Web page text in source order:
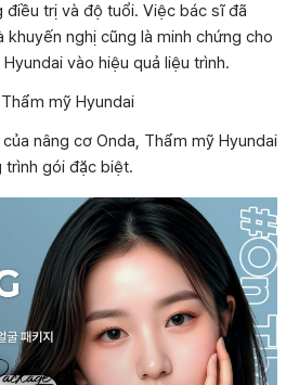
điều trị và độ tuổi. Việc bác sĩ đã
nghị cũng là minh chứng cho
vào hiệu quả liệu trình.
mỹ Hyundai
nâng cơ Onda, Thẩm mỹ Hyundai
trình gói đặc biệt.